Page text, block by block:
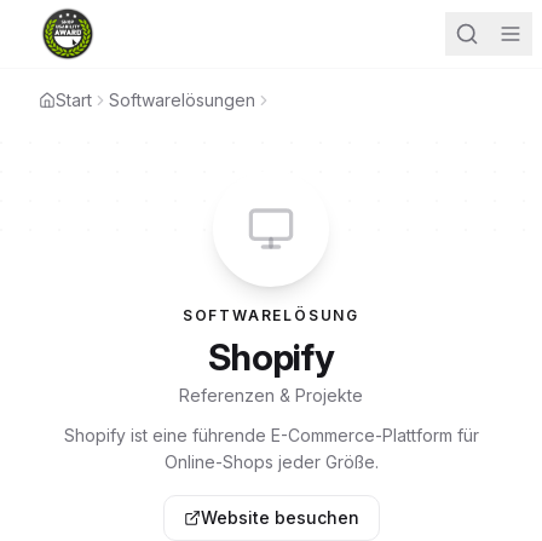
Start Softwarelösungen
SOFTWARELÖSUNG
Shopify
Referenzen & Projekte
Shopify ist eine führende E-Commerce-Plattform für
Online-Shops jeder Größe.
Website besuchen